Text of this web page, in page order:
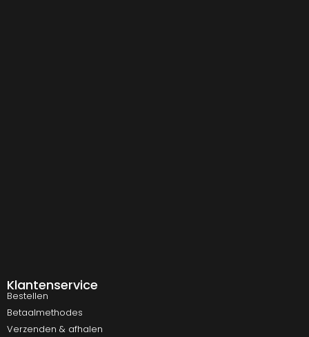
Klantenservice
Bestellen
Betaalmethodes
Verzenden & afhalen